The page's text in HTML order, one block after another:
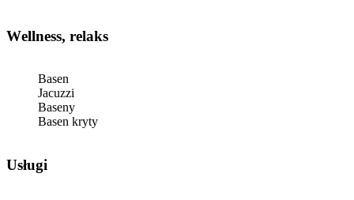
Wellness, relaks
Basen
Jacuzzi
Baseny
Basen kryty
Usługi